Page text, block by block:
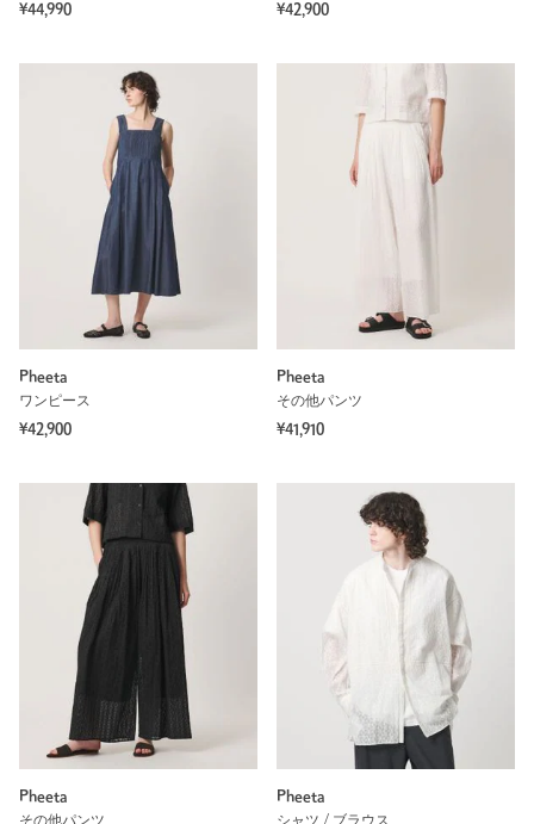
¥44,990
¥42,900
Pheeta
ワンピース
¥42,900
Pheeta
その他パンツ
¥41,910
Pheeta
Pheeta